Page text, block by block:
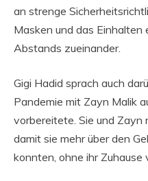
an strenge
Masken und das Einhalten
Abstands zueinander.
Gigi Hadid sprach auch
Pandemie mit Zayn Malik
vorbereitete. Sie und Zayn
damit sie mehr über den
konnten, ohne ihr Zuhause